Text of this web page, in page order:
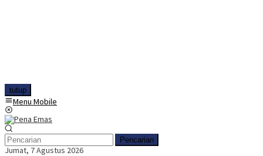
tutup
Menu Mobile
Pencarian
Jumat, 7 Agustus 2026